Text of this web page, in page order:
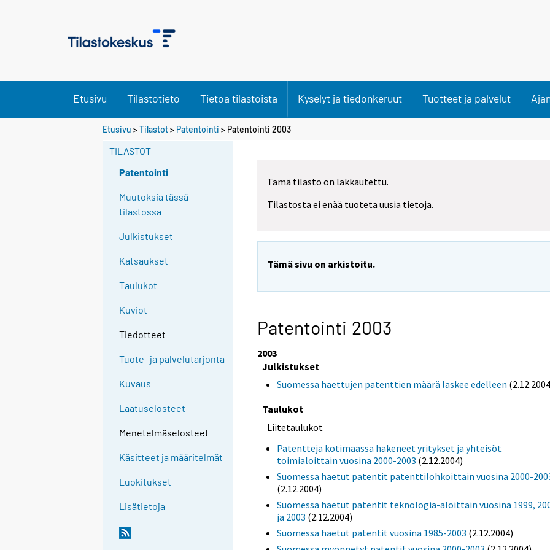
Etusivu Tilastotieto Tietoa tilastoista Kyselyt ja tiedonkeruut Tuotteet ja palvelut
Etusivu >Tilastot> Patentointi > Patentointi 2003
TILASTOT
Patentointi
Muutoksia tässä
tilastossa
Julkistukset
Katsaukset
Taulukot
Kuviot
Tiedotteet
Tuote- ja palvelutarjonta
Kuvaus
Laatuselosteet
Menetelmäselosteet
Käsitteet ja määritelmät
Luokitukset
Lisätietoja
Tämä tilasto on lakkautettu.
Tilastosta ei enää tuoteta uusia tietoja.
Tämä sivu on arkistoitu.
Patentointi 2003
2003
Julkistukset
Suomessa haettujen patenttien määrä laskee edelleen
Taulukot
Liitetaulukot
Patentteja kotimaassa hakeneet yritykset ja yhteisöt
toimialoittain vuosina 2000-2003 (2.12.2004)
Suomessa haetut patentit patenttilohkoittain vuosina 2000-
(2.12.2004)
Suomessa haetut patentit teknologia-aloittain vuosina 1999,
ja 2003 (2.12.2004)
Suomessa haetut patentit vuosina 1985-2003 (2.12.2004)